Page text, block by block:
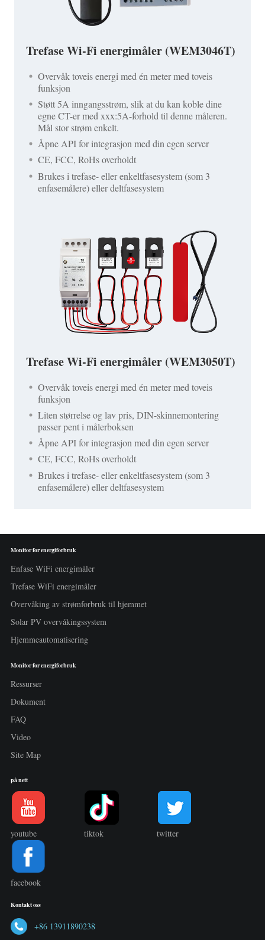
Trefase Wi-Fi energimåler (WEM3046T)
Overvåk toveis energi med én meter med toveis
funksjon
Støtt 5A inngangsstrøm, slik at du kan koble dine
egne CT-er med xxx:5A-forhold til denne måleren.
Mål stor strøm enkelt.
Åpne API for integrasjon med din egen server
CE, FCC, RoHs overholdt
Brukes i trefase- eller enkeltfasesystem (som 3
enfasemålere) eller deltfasesystem
Trefase Wi-Fi energimåler (WEM3050T)
Overvåk toveis energi med én meter med toveis
funksjon
Liten størrelse og lav pris, DIN-skinnemontering
passer pent i målerboksen
Åpne API for integrasjon med din egen server
CE, FCC, RoHs overholdt
Brukes i trefase- eller enkeltfasesystem (som 3
enfasemålere) eller deltfasesystem
Monitor for energiforbruk
Enfase WiFi energimåler
Trefase WiFi energimåler
Overvåking av strømforbruk til hjemmet
Solar PV overvåkingssystem
Hjemmeautomatisering
Monitor for energiforbruk
Ressurser
Dokument
FAQ
Video
Site Map
på nett
youtube tiktok twitter
facebook
Kontakt oss
+86 13911890238